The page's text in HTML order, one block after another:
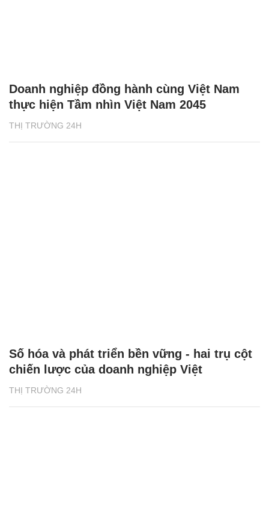
THỊ TRƯỜNG 24H
Doanh nghiệp đồng hành cùng Việt Nam
thực hiện Tầm nhìn Việt Nam 2045
THỊ TRƯỜNG 24H
Số hóa và phát triển bền vững - hai trụ cột
chiến lược của doanh nghiệp Việt